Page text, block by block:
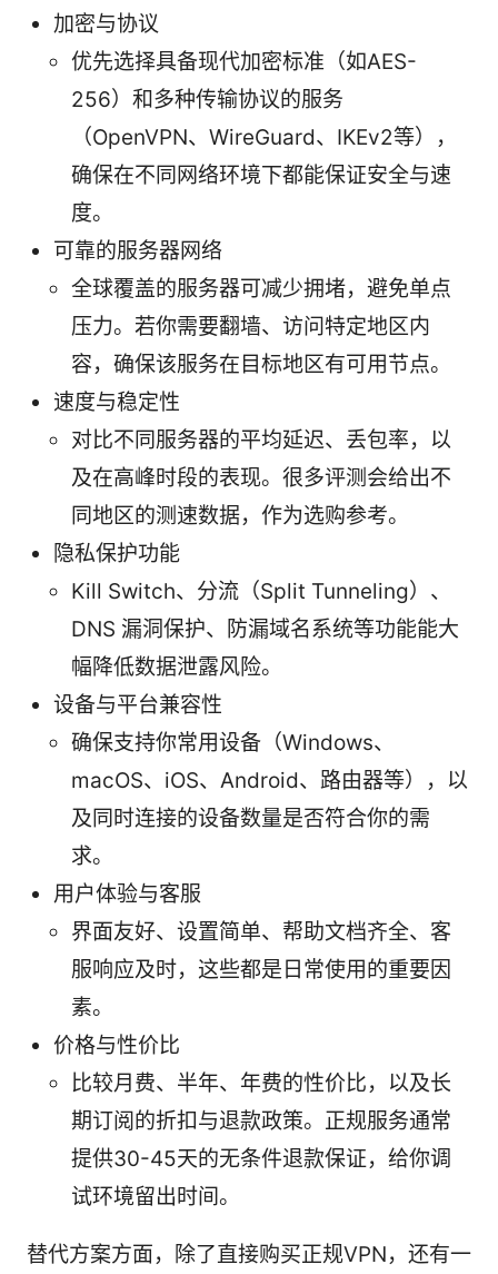
加密与协议
优先选择具备现代加密标准（如AES-
256）和多种传输协议的服务
（OpenVPN、WireGuard、IKEv2等），
确保在不同网络环境下都能保证安全与速
度。
可靠的服务器网络
全球覆盖的服务器可减少拥堵，避免单点
压力。若你需要翻墙、访问特定地区内
容，确保该服务在目标地区有可用节点。
速度与稳定性
对比不同服务器的平均延迟、丢包率，以
及在高峰时段的表现。很多评测会给出不
同地区的测速数据，作为选购参考。
隐私保护功能
Kill Switch、分流（Split Tunneling）、
DNS 漏洞保护、防漏域名系统等功能能大
幅降低数据泄露风险。
设备与平台兼容性
确保支持你常用设备（Windows、
macOS、iOS、Android、路由器等），以
及同时连接的设备数量是否符合你的需
求。
用户体验与客服
界面友好、设置简单、帮助文档齐全、客
服响应及时，这些都是日常使用的重要因
素。
价格与性价比
比较月费、半年、年费的性价比，以及长
期订阅的折扣与退款政策。正规服务通常
提供30-45天的无条件退款保证，给你调
试环境留出时间。
替代方案方面，除了直接购买正规VPN，还有一